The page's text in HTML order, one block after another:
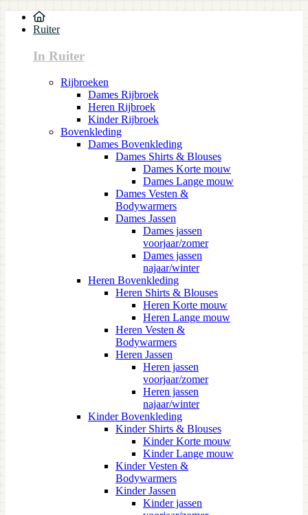
Ruiter
In Ruiter
Rijbroeken
Dames Rijbroek
Heren Rijbroek
Kinder Rijbroek
Bovenkleding
Dames Bovenkleding
Dames Shirts & Blouses
Dames Korte mouw
Dames Lange mouw
Dames Vesten &
Bodywarmers
Dames Jassen
Dames jassen
voorjaar/zomer
Dames jassen
najaar/winter
Heren Bovenkleding
Heren Shirts & Blouses
Heren Korte mouw
Heren Lange mouw
Heren Vesten &
Bodywarmers
Heren Jassen
Heren jassen
voorjaar/zomer
Heren jassen
najaar/winter
Kinder Bovenkleding
Kinder Shirts & Blouses
Kinder Korte mouw
Kinder Lange mouw
Kinder Vesten &
Bodywarmers
Kinder Jassen
Kinder jassen